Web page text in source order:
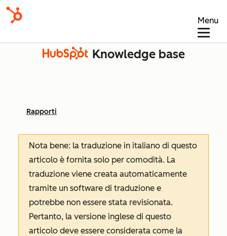
Menu
Knowledge base
Rapporti
Nota bene: la traduzione in italiano di questo
articolo è fornita solo per comodità. La
traduzione viene creata automaticamente
tramite un software di traduzione e
potrebbe non essere stata revisionata.
Pertanto, la versione inglese di questo
articolo deve essere considerata come la